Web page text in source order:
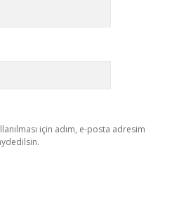
için adım, e-posta adresim